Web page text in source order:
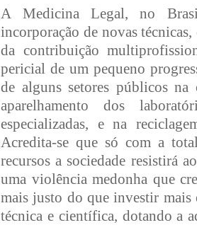
A Medicina Legal, no
incorporação de novas
da contribuição
pericial de um pequeno
de alguns setores públicos na
aparelhamento dos
especializadas, e na
Acredita-se que só com a
recursos a sociedade resistirá
uma violência medonha que
mais justo do que investir mais
técnica e científica, dotando a